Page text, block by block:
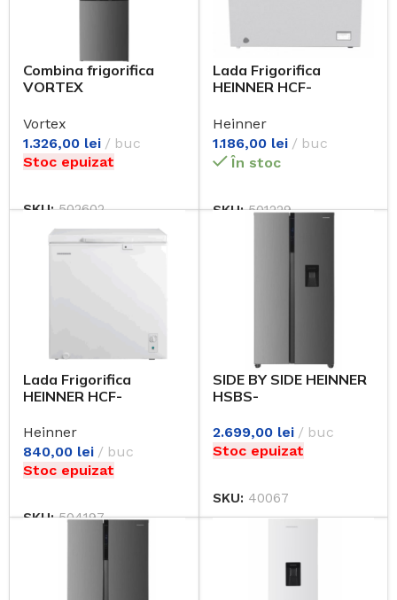
Combina frigorifica
VORTEX
l, H 180 cm, Clasa E,
argintiu
Vortex
1.326,00 lei
buc
Stoc epuizat
SKU:502602
Lada Frigorifica
HEINNER HCF-
Heinner
1.186,00 lei
buc
În stoc
SKU:501229
Lada Frigorifica
HEINNER HCF-
Heinner
840,00 lei
buc
Stoc epuizat
SKU:504197
SIDE BY SIDE HEINNER
HSBS-
dozator
2.699,00 lei
buc
Stoc epuizat
SKU: 40067